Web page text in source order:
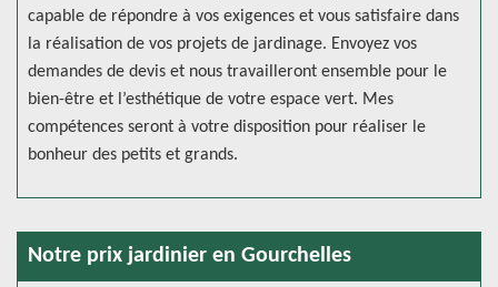
capable de répondre à vos exigences et vous satisfaire dans
la réalisation de vos projets de jardinage. Envoyez vos
demandes de devis et nous travailleront ensemble pour le
bien-être et l’esthétique de votre espace vert. Mes
compétences seront à votre disposition pour réaliser le
bonheur des petits et grands.
Notre prix jardinier en Gourchelles